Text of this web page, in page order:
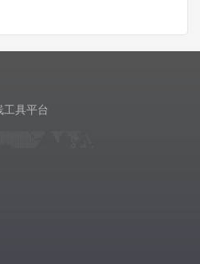
工具平台